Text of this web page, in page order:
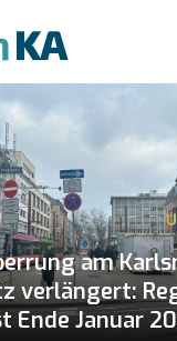
am
verlängert:
Ende Januar